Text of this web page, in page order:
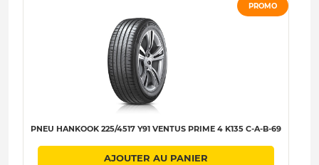
PROMO
PNEU HANKOOK 225/4517 Y91 VENTUS PRIME 4 K135 C-A-B-69
AJOUTER AU PANIER